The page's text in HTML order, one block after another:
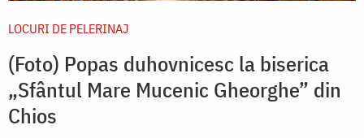
LOCURI DE PELERINAJ
(Foto) Popas duhovnicesc la biserica
„Sfântul Mare Mucenic Gheorghe” din
Chios